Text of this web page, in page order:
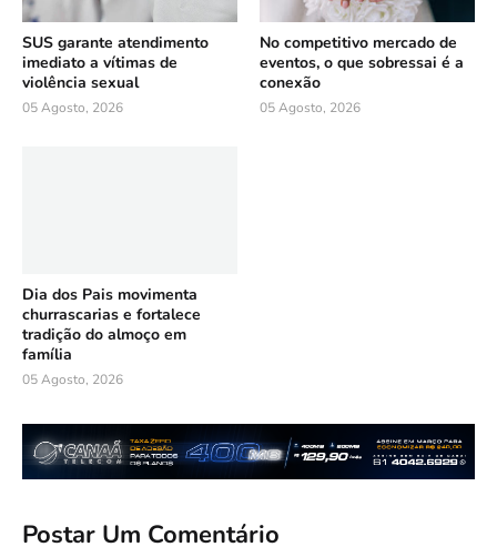
SUS garante atendimento
imediato a vítimas de
violência sexual
05 Agosto, 2026
No competitivo mercado de
eventos, o que sobressai é a
conexão
05 Agosto, 2026
Dia dos Pais movimenta
churrascarias e fortalece
tradição do almoço em
família
05 Agosto, 2026
Postar Um Comentário